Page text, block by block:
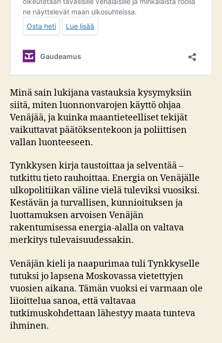
Minä sain lukijana vastauksia kysymyksiin
siitä, miten luonnonvarojen käyttö ohjaa
Venäjää, ja kuinka maantieteelliset tekijät
vaikuttavat päätöksentekoon ja poliittisen
vallan luonteeseen.
Tynkkysen kirja taustoittaa ja selventää –
tutkittu tieto rauhoittaa. Energia on Venäjälle
ulkopolitiikan väline vielä tuleviksi vuosiksi.
Kestävän ja turvallisen, kunnioituksen ja
luottamuksen arvoisen Venäjän
rakentumisessa energia-alalla on valtava
merkitys tulevaisuudessakin.
Venäjän kieli ja naapurimaa tuli Tynkkyselle
tutuksi jo lapsena Moskovassa vietettyjen
vuosien aikana. Tämän vuoksi ei varmaan ole
liioittelua sanoa, että valtavaa
tutkimuskohdettaan lähestyy maata tunteva
ihminen.